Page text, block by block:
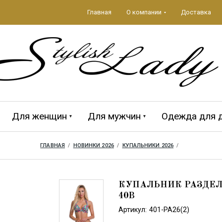
Главная О компании Доставка
Для женщин Для мужчин Одежда для
ГЛАВНАЯ
  /
НОВИНКИ 2026
  /
КУПАЛЬНИКИ 2026
  /
КУПАЛЬНИК
40B
Артикул: 401-PA26(2)